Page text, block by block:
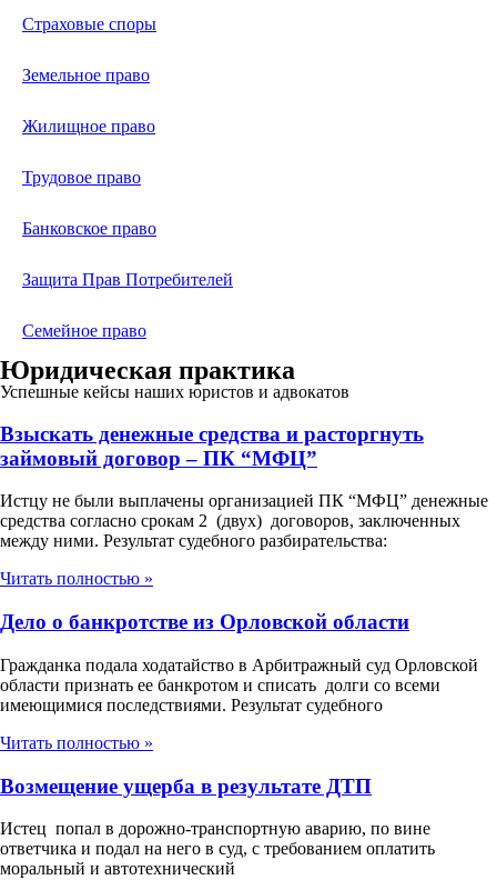
Страховые споры
Земельное право
Жилищное право
Трудовое право
Банковское право
Защита Прав Потребителей
Семейное право
Юридическая практика
Успешные кейсы наших юристов и адвокатов
Взыскать денежные средства и расторгнуть
займовый договор – ПК “МФЦ”
Истцу не были выплачены организацией ПК “МФЦ” денежные
средства согласно срокам 2 (двух) договоров, заключенных
между ними. Результат судебного разбирательства:
Читать полностью »
Дело о банкротстве из Орловской области
Гражданка подала ходатайство в Арбитражный суд Орловской
области признать ее банкротом и списать долги со всеми
имеющимися последствиями. Результат судебного
Читать полностью »
Возмещение ущерба в результате ДТП
Истец попал в дорожно-транспортную аварию, по вине
ответчика и подал на него в суд, с требованием оплатить
моральный и автотехнический